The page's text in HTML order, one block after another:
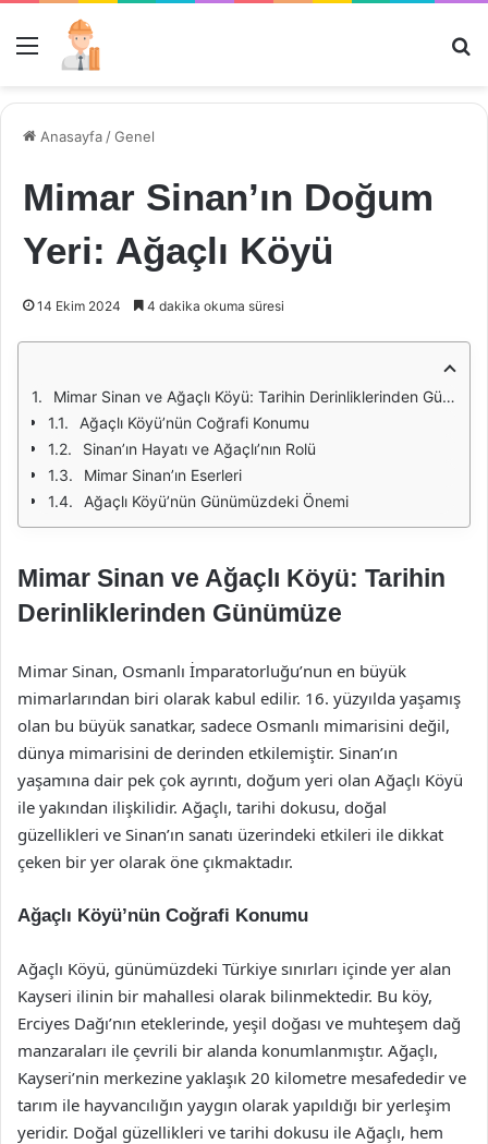
Menü
Anasayfa /Genel
Mimar Sinan’ın Doğum
Yeri: Ağaçlı Köyü
14 Ekim 2024 4 dakika okuma süresi
Mimar Sinan ve Ağaçlı Köyü: Tarihin Derinliklerinden Günümüze
Ağaçlı Köyü’nün Coğrafi Konumu
Sinan’ın Hayatı ve Ağaçlı’nın Rolü
Mimar Sinan’ın Eserleri
Ağaçlı Köyü’nün Günümüzdeki Önemi
Mimar Sinan ve Ağaçlı Köyü: Tarihin
Derinliklerinden Günümüze
Mimar Sinan, Osmanlı İmparatorluğu’nun en büyük
mimarlarından biri olarak kabul edilir. 16. yüzyılda yaşamış
olan bu büyük sanatkar, sadece Osmanlı mimarisini değil,
dünya mimarisini de derinden etkilemiştir. Sinan’ın
yaşamına dair pek çok ayrıntı, doğum yeri olan Ağaçlı Köyü
ile yakından ilişkilidir. Ağaçlı, tarihi dokusu, doğal
güzellikleri ve Sinan’ın sanatı üzerindeki etkileri ile dikkat
çeken bir yer olarak öne çıkmaktadır.
Ağaçlı Köyü’nün Coğrafi Konumu
Ağaçlı Köyü, günümüzdeki Türkiye sınırları içinde yer alan
Kayseri ilinin bir mahallesi olarak bilinmektedir. Bu köy,
Erciyes Dağı’nın eteklerinde, yeşil doğası ve muhteşem dağ
manzaraları ile çevrili bir alanda konumlanmıştır. Ağaçlı,
Kayseri’nin merkezine yaklaşık 20 kilometre mesafededir ve
tarım ile hayvancılığın yaygın olarak yapıldığı bir yerleşim
yeridir. Doğal güzellikleri ve tarihi dokusu ile Ağaçlı, hem